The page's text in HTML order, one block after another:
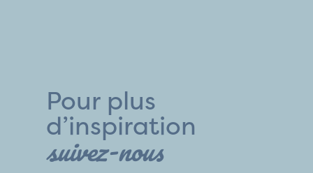
Pour plus
d’inspiration
suivez-nous